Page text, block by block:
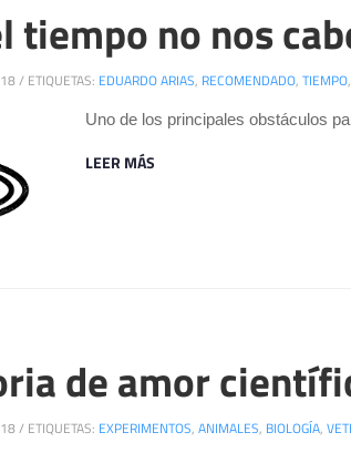
tiempo no nos
/ ETIQUETAS: EDUARDO ARIAS, RECOMENDADO, TIEMPO,
Uno de los principales obstáculos
LEER MÁS
de amor
/ ETIQUETAS: EXPERIMENTOS, ANIMALES, BIOLOGÍA,